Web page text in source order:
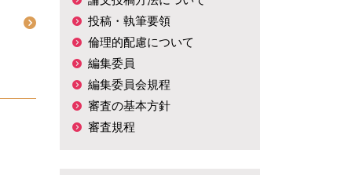
投稿・執筆要領
倫理的配慮について
編集委員
編集委員会規程
審査の基本方針
審査規程